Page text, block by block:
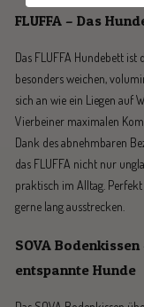
FLUFFA – Das
Das FLUFFA Hundebett
besonders weichen,
sich an wie ein Liegen auf
Vierbeiner maximalen
Dank des abnehmbaren
das FLUFFA nicht nur
praktisch im Alltag.
gerne lang ausstrecken.
SOVA
entspannte Hunde